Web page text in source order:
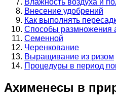
Внесение удобрений
Как выполнять
Способы размножения
Семенной
Черенкование
Выращивание из ризом
Процедуры в период
Ахименесы в